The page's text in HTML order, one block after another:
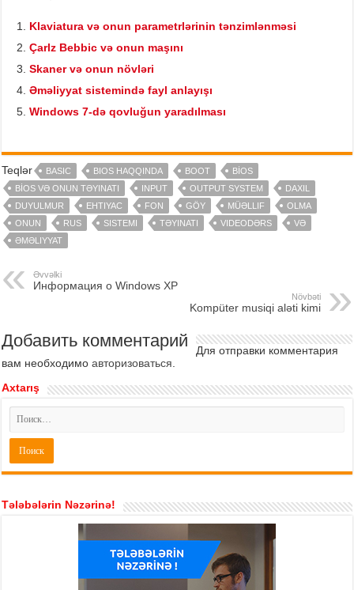
Klaviatura və onun parametrlərinin tənzimlənməsi
Çarlz Bebbic və onun maşını
Skaner və onun növləri
Əməliyyat sistemində fayl anlayışı
Windows 7-də qovluğun yaradılması
Teqlər BASIC BIOS HAQQINDA BOOT
BİOS
BİOS VƏ ONUN TƏYINATI
INPUT OUTPUT SYSTEM
DAXIL
DUYULMUR
EHTIYAC FON GÖY MÜƏLLIF
OLMA
ONUN
RUS SISTEMI TƏYINATI VIDEODƏRS
VƏ
ƏMƏLIYYAT
Əvvəlki
Информация о Windows XP
Növbəti
Kompüter musiqi aləti kimi
Добавить комментарий
Для отправки комментария
вам необходимоавторизоваться
Axtarış
Tələbələrin Nəzərinə!